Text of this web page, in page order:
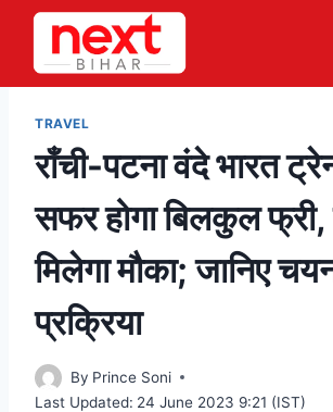
Skip
content
TRAVEL
राँची-पटना वंदे भारत
सफर होगा बिलकुल
मिलेगा मौका; जानिए
प्रक्रिया
By Prince Soni
Last Updated: 24 June 2023 9:21 (IST)